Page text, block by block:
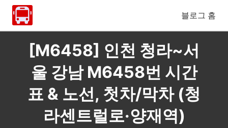
블로그 홈
[M6458] 인천 청라~서
울 강남 M6458번 시간
표 & 노선, 첫차/막차 (청
라센트럴로·양재역)